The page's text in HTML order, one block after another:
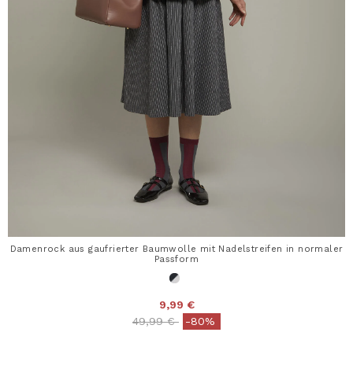
Damenrock aus gaufrierter Baumwolle mit Nadelstreifen in normaler
Passform
9,99 €
Price reduced from
49,99 €to-80%